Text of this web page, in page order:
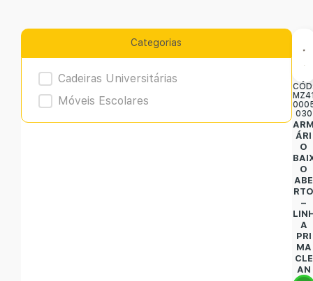
Categorias
Product Archive
Cadeiras Universitárias
Móveis Escolares
030
ÁRI
O
O
ABE
–
A
PRI
MA
CLE
AN